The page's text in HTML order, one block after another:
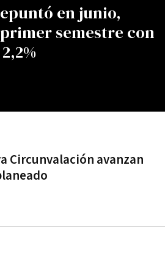
en junio,
semestre con
Circunvalación avanzan